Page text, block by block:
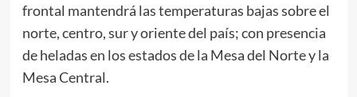
frontal mantendrá las temperaturas bajas sobre el
norte, centro, sur y oriente del país; con presencia
de heladas en los estados de la Mesa del Norte y la
Mesa Central.